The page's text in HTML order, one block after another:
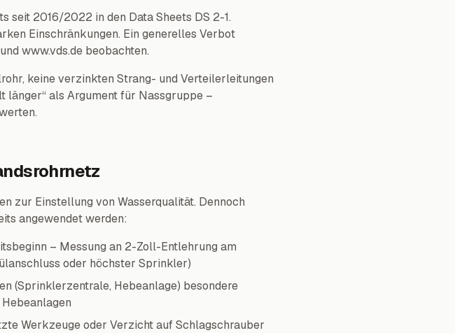
seit 2016/2022 in den Data Sheets DS 2-1.
Einschränkungen. Ein generelles Verbot
www.vds.de beobachten.
keine verzinkten Strang- und Verteilerleitungen
länger“ als Argument für Nassgruppe –
zur Einstellung von Wasserqualität. Dennoch
angewendet werden:
– Messung an 2-Zoll-Entlehrung am
oder höchster Sprinkler)
(Sprinklerzentrale, Hebeanlage) besondere
Werkzeuge oder Verzicht auf Schlagschrauber